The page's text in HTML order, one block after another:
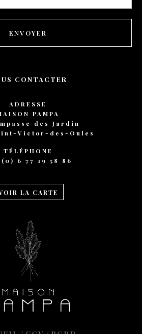
ENVOYER
CONTACTER
ADRESSE
PAMPA
des Jardin
Victor-des-Oules
TÉLÉPHONE
(0) 6 77 19 58 86
LA CARTE